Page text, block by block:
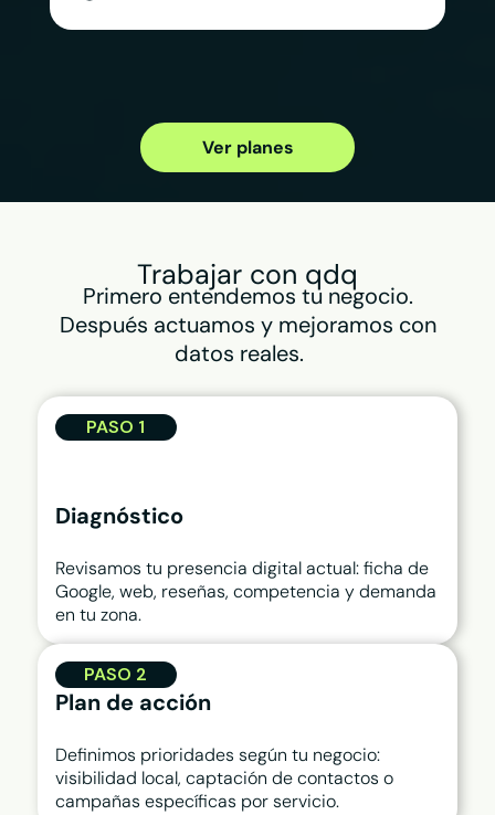
Ver planes
Trabajar con qdq
Primero entendemos tu negocio.
Después actuamos y mejoramos con
datos reales.
PASO 1
Diagnóstico
Revisamos tu presencia digital actual: ficha de
Google, web, reseñas, competencia y demanda
en tu zona.
PASO 2
Plan de acción
Definimos prioridades según tu negocio:
visibilidad local, captación de contactos o
campañas específicas por servicio.